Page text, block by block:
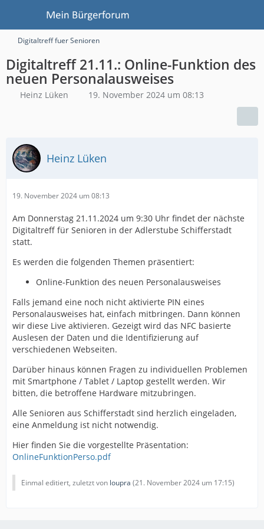
Digitaltreff fuer Senioren
Digitaltreff 21.11.: Online-Funktion des
neuen Personalausweises
Heinz Lüken 19. November 2024 um 08:13
Heinz Lüken
19. November 2024 um 08:13
Am Donnerstag 21.11.2024 um 9:30 Uhr findet der nächste
Digitaltreff für Senioren in der Adlerstube Schifferstadt
statt.
Es werden die folgenden Themen präsentiert:
Online-Funktion des neuen Personalausweises
Falls jemand eine noch nicht aktivierte PIN eines
Personalausweises hat, einfach mitbringen. Dann können
wir diese Live aktivieren. Gezeigt wird das NFC basierte
Auslesen der Daten und die Identifizierung auf
verschiedenen Webseiten.
Darüber hinaus können Fragen zu individuellen Problemen
mit Smartphone / Tablet / Laptop gestellt werden. Wir
bitten, die betroffene Hardware mitzubringen.
Alle Senioren aus Schifferstadt sind herzlich eingeladen,
eine Anmeldung ist nicht notwendig.
Hier finden Sie die vorgestellte Präsentation:
OnlineFunktionPerso.pdf
Einmal editiert, zuletzt von loupra (21. November 2024 um 17:15)